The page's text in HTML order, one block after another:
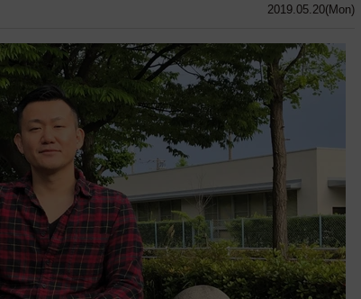
2019.05.20(Mon)